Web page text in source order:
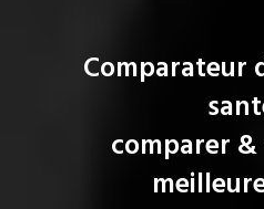
Comparateur
comparer